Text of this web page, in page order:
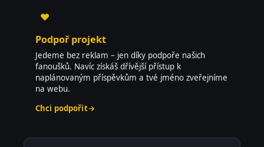
♥
Podpoř projekt
Jedeme bez reklam – jen díky podpoře našich
fanoušků. Navíc získáš dřívější přístup k
naplánovaným příspěvkům a tvé jméno zveřejníme
na webu.
Chci podpořit→